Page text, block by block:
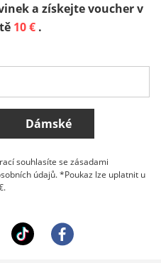
Norge
země
a získejte voucher v
10 € .
Dámské
souhlasíte se zásadami
údajů. *Poukaz lze uplatnit u